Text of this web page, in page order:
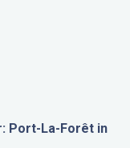
Port-La-Forêt in